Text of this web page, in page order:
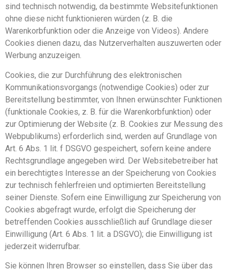
sind technisch notwendig, da bestimmte Websitefunktionen
ohne diese nicht funktionieren würden (z. B. die
Warenkorbfunktion oder die Anzeige von Videos). Andere
Cookies dienen dazu, das Nutzerverhalten auszuwerten oder
Werbung anzuzeigen.
Cookies, die zur Durchführung des elektronischen
Kommunikationsvorgangs (notwendige Cookies) oder zur
Bereitstellung bestimmter, von Ihnen erwünschter Funktionen
(funktionale Cookies, z. B. für die Warenkorbfunktion) oder
zur Optimierung der Website (z. B. Cookies zur Messung des
Webpublikums) erforderlich sind, werden auf Grundlage von
Art. 6 Abs. 1 lit. f DSGVO gespeichert, sofern keine andere
Rechtsgrundlage angegeben wird. Der Websitebetreiber hat
ein berechtigtes Interesse an der Speicherung von Cookies
zur technisch fehlerfreien und optimierten Bereitstellung
seiner Dienste. Sofern eine Einwilligung zur Speicherung von
Cookies abgefragt wurde, erfolgt die Speicherung der
betreffenden Cookies ausschließlich auf Grundlage dieser
Einwilligung (Art. 6 Abs. 1 lit. a DSGVO); die Einwilligung ist
jederzeit widerrufbar.
Sie können Ihren Browser so einstellen, dass Sie über das